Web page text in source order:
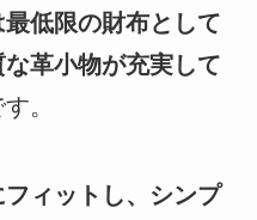
低限の財布として
革小物が充実して
。
ィットし、シンプ